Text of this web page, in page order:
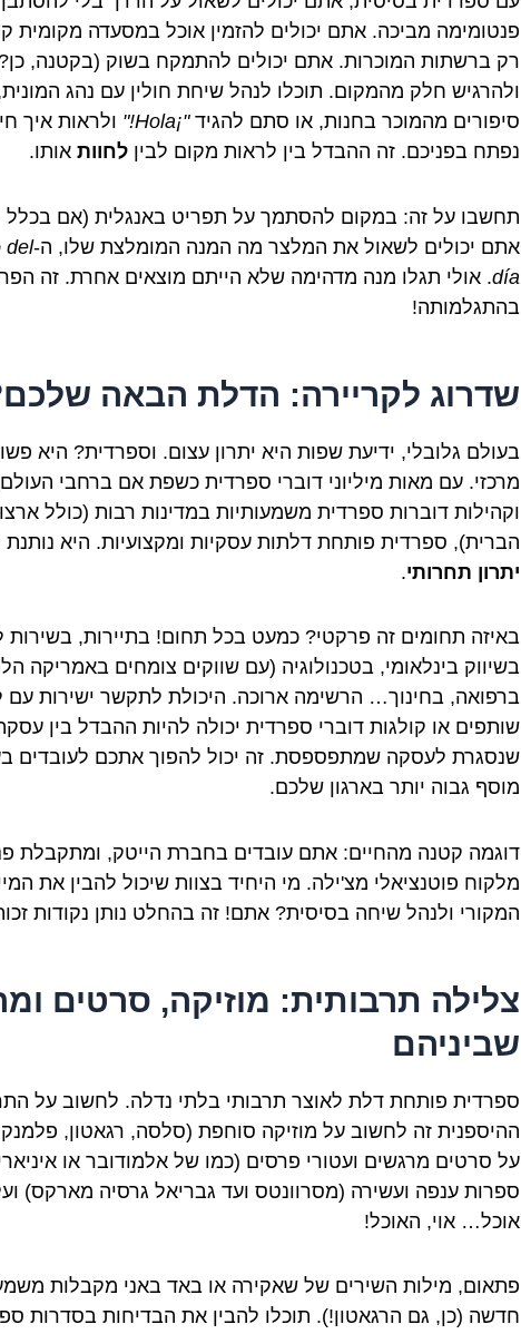
פנטומימה מביכה. אתם יכולים להזמין אוכל במסעדה מקומית
רק ברשתות המוכרות. אתם יכולים להתמקח בשוק (בקטנה,
ולהרגיש חלק מהמקום. תוכלו לנהל שיחת חולין עם נהג
סיפורים מהמוכר בחנות, או סתם להגיד"¡Hola!"
ולראות איך
נפתח בפניכם. זה ההבדל בין לראות מקום לביןלחוות אותו.
תחשבו על זה: במקום להסתמך על תפריט באנגלית (אם בכלל
אתם יכולים לשאול את המלצר מה המנה המומלצת שלו, ה-del
día. אולי תגלו מנה מדהימה שלא הייתם מוצאים אחרת. זה
בהתגלמותה!
שדרוג לקריירה: הדלת הבאה
בעולם גלובלי, ידיעת שפות היא יתרון עצום. וספרדית? היא
מרכזי. עם מאות מיליוני דוברי ספרדית כשפת אם ברחבי
וקהילות דוברות ספרדית משמעותיות במדינות רבות (כולל
הברית), ספרדית פותחת דלתות עסקיות ומקצועיות. היא נותנת
יתרון תחרותי.
באיזה תחומים זה פרקטי? כמעט בכל תחום! בתיירות, בשירות
בשיווק בינלאומי, בטכנולוגיה (עם שווקים צומחים באמריקה
ברפואה, בחינוך… הרשימה ארוכה. היכולת לתקשר ישירות עם
שותפים או קולגות דוברי ספרדית יכולה להיות ההבדל בין
שנסגרת לעסקה שמתפספסת. זה יכול להפוך אתכם לעובדים
מוסף גבוה יותר בארגון שלכם.
דוגמה קטנה מהחיים: אתם עובדים בחברת הייטק, ומתקבלת
מלקוח פוטנציאלי מצ'ילה. מי היחיד בצוות שיכול להבין את
המקורי ולנהל שיחה בסיסית? אתם! זה בהחלט נותן נקודות
צלילה תרבותית: מוזיקה, סרטים
שביניהם
ספרדית פותחת דלת לאוצר תרבותי בלתי נדלה. לחשוב על
ההיספנית זה לחשוב על מוזיקה סוחפת (סלסה, רגאטון,
על סרטים מרגשים ועטורי פרסים (כמו של אלמודובר או
ספרות ענפה ועשירה (מסרוונטס ועד גבריאל גרסיה מארקס)
אוכל… אוי, האוכל!
פתאום, מילות השירים של שאקירה או באד באני מקבלות
חדשה (כן, גם הרגאטון!). תוכלו להבין את הבדיחות בסדרות